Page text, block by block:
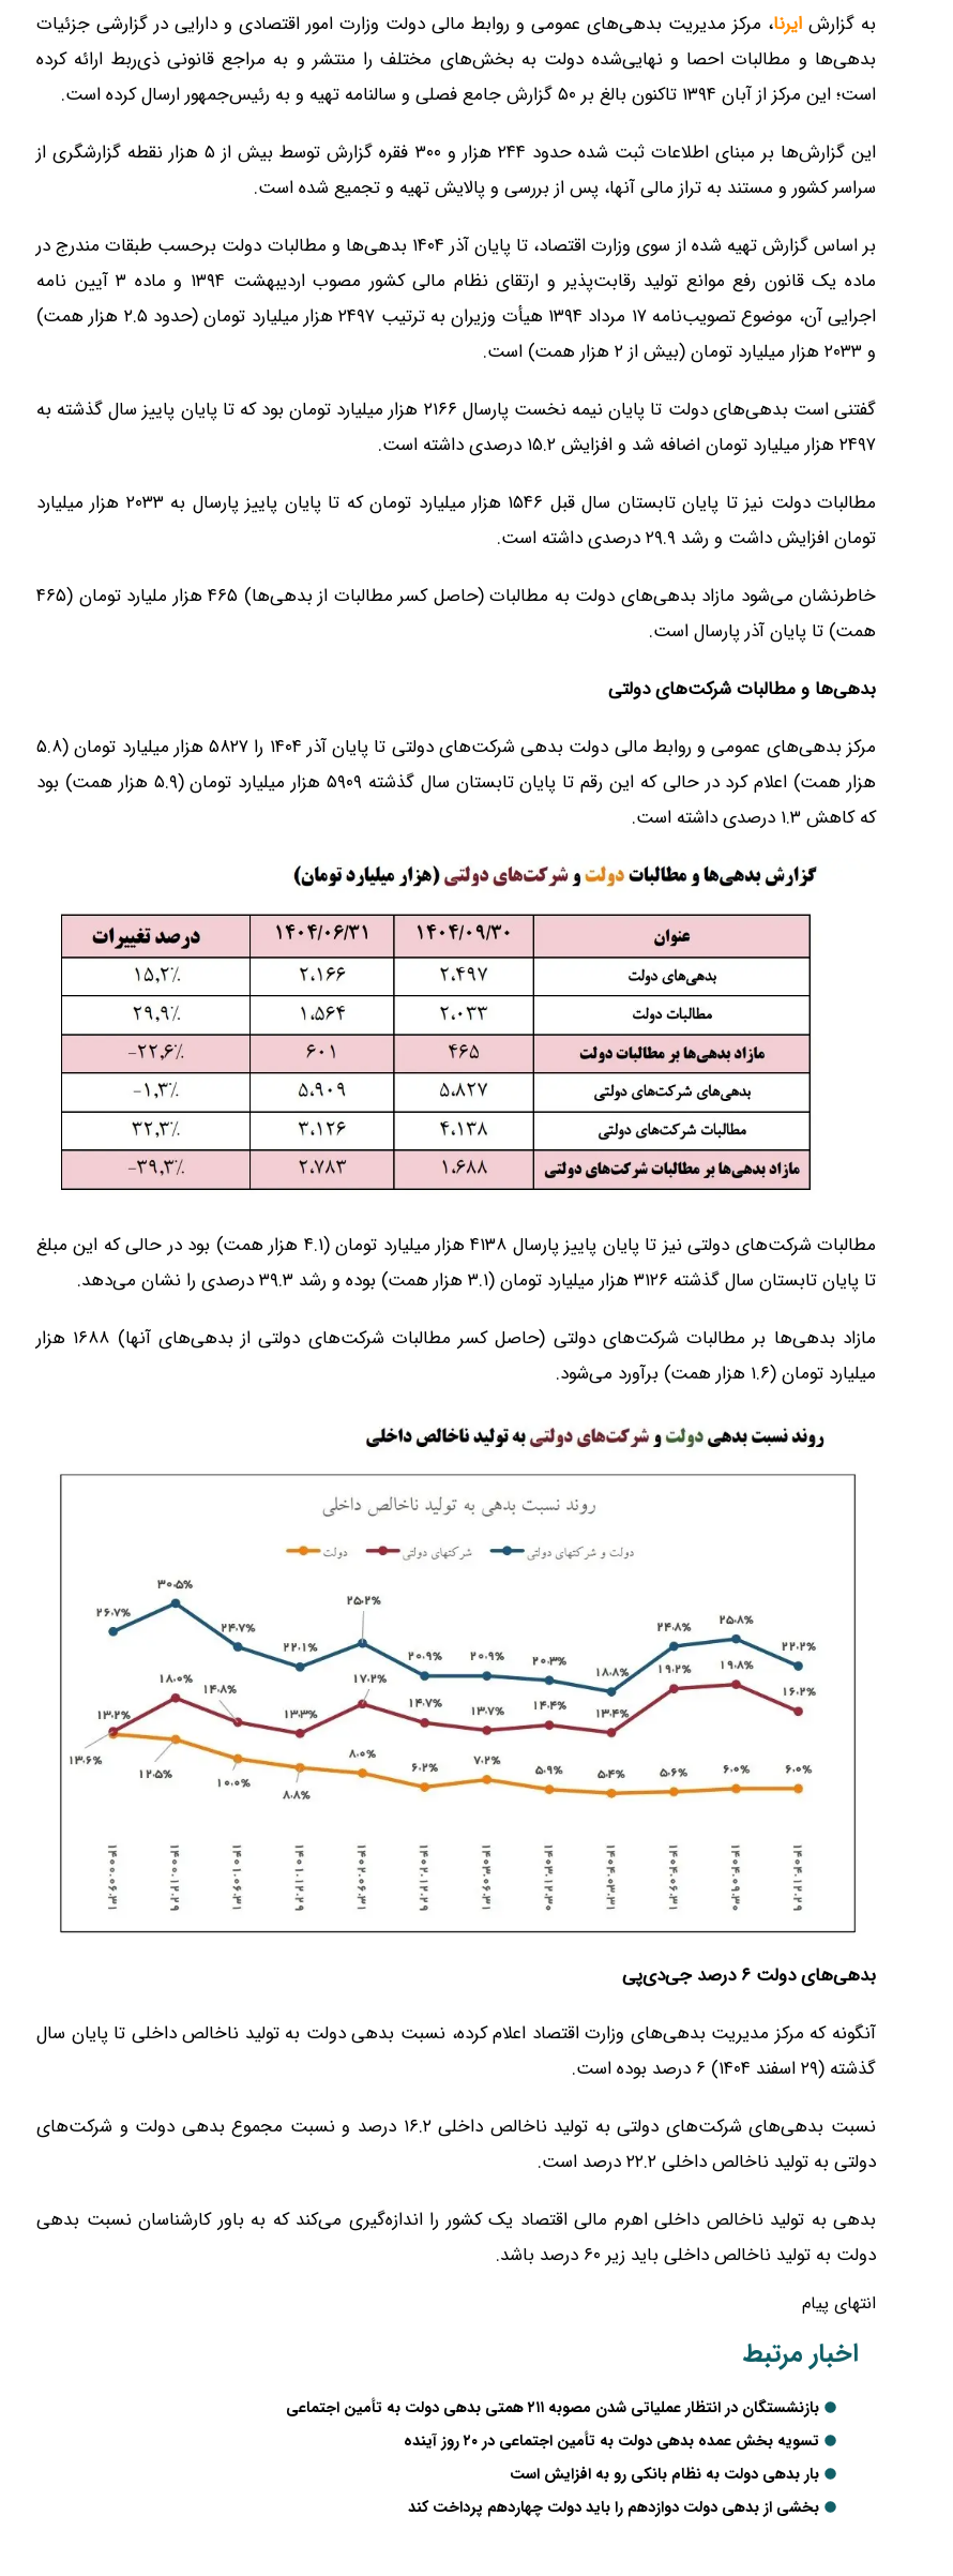
به گزارش ایرنا، مرکز مدیریت بدهی‌های عمومی و روابط مالی دولت وزارت امور اقتصادی و دارایی در گزارشی جزئیات
بدهی‌ها و مطالبات احصا و نهایی‌شده دولت به بخش‌های مختلف را منتشر و به مراجع قانونی ذی‌ربط ارائه کرده
است؛ این مرکز از آبان ۱۳۹۴ تاکنون بالغ بر ۵۰ گزارش جامع فصلی و سالنامه تهیه و به رئیس‌جمهور ارسال کرده است.
این گزارش‌ها بر مبنای اطلاعات ثبت شده‌ حدود ۲۴۴ هزار و ۳۰۰ فقره گزارش توسط بیش از ۵ هزار نقطه گزارشگری از
سراسر کشور و مستند به تراز مالی آنها، پس از بررسی و پالایش تهیه و تجمیع شده است.
بر اساس گزارش تهیه شده از سوی وزارت اقتصاد، تا پایان آذر ۱۴۰۴ بدهی‌ها و مطالبات دولت برحسب طبقات مندرج در
ماده یک قانون رفع موانع تولید رقابت‌پذیر و ارتقای نظام مالی کشور مصوب اردیبهشت ۱۳۹۴ و ماده ۳ آیین نامه
اجرایی آن، موضوع تصویب‌نامه ۱۷ مرداد ۱۳۹۴ هیأت وزیران به ترتیب ۲۴۹۷ هزار میلیارد تومان (حدود ۲.۵ هزار همت)
و ۲۰۳۳ هزار میلیارد تومان (بیش از ۲ هزار همت) است.
گفتنی است بدهی‌های دولت تا پایان نیمه نخست پارسال ۲۱۶۶ هزار میلیارد تومان بود که تا پایان پاییز سال گذشته به
۲۴۹۷ هزار میلیارد تومان اضافه شد و افزایش ۱۵.۲ درصدی داشته است.
مطالبات دولت نیز تا پایان تابستان سال قبل ۱۵۴۶ هزار میلیارد تومان که تا پایان پاییز پارسال به ۲۰۳۳ هزار میلیارد
تومان افزایش داشت و رشد ۲۹.۹ درصدی داشته است.
خاطرنشان می‌شود مازاد بدهی‌های دولت به مطالبات (حاصل کسر مطالبات از بدهی‌ها) ۴۶۵ هزار ملیارد تومان (۴۶۵
همت) تا پایان آذر پارسال است.
بدهی‌ها و مطالبات شرکت‌های دولتی
مرکز بدهی‌های عمومی و روابط مالی دولت بدهی شرکت‌های دولتی تا پایان آذر ۱۴۰۴ را ۵۸۲۷ هزار میلیارد تومان (۵.۸
هزار همت) اعلام کرد در حالی که این رقم تا پایان تابستان سال گذشته ۵۹۰۹ هزار میلیارد تومان (۵.۹ هزار همت) بود
که کاهش ۱.۳ درصدی داشته است.
مطالبات شرکت‌های دولتی نیز تا پایان پاییز پارسال ۴۱۳۸ هزار میلیارد تومان (۴.۱ هزار همت) بود در حالی که این مبلغ
تا پایان تابستان سال گذشته ۳۱۲۶ هزار میلیارد تومان (۳.۱ هزار همت) بوده و رشد ۳۹.۳ درصدی را نشان می‌دهد.
مازاد بدهی‌ها بر مطالبات شرکت‌های دولتی (حاصل کسر مطالبات شرکت‌های دولتی از بدهی‌های آنها) ۱۶۸۸ هزار
میلیارد تومان (۱.۶ هزار همت) برآورد می‌شود.
بدهی‌های دولت ۶ درصد جی‌دی‌پی
آنگونه که مرکز مدیریت بدهی‌های وزارت اقتصاد اعلام کرده، نسبت بدهی دولت به تولید ناخالص داخلی تا پایان سال
گذشته (۲۹ اسفند ۱۴۰۴) ۶ درصد بوده است.
نسبت بدهی‌های شرکت‌های دولتی به تولید ناخالص داخلی ۱۶.۲ درصد و نسبت مجموع بدهی دولت و شرکت‌های
دولتی به تولید ناخالص داخلی ۲۲.۲ درصد است.
بدهی به تولید ناخالص داخلی اهرم مالی اقتصاد یک کشور را اندازه‌گیری می‌کند که به باور کارشناسان نسبت بدهی
دولت به تولید ناخالص داخلی باید زیر ۶۰ درصد باشد.
انتهای پیام
اخبار مرتبط
بازنشستگان در انتظار عملیاتی شدن مصوبه ۲۱۱ همتی بدهی دولت به تأمین اجتماعی
تسویه بخش عمده بدهی دولت به تأمین اجتماعی در ۲۰ روز آینده
بار بدهی دولت به نظام بانکی رو به افزایش است
بخشی از بدهی دولت دوازدهم را باید دولت چهاردهم پرداخت کند